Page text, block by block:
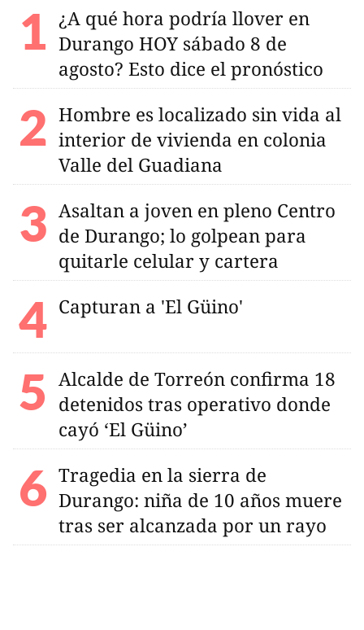
¿A qué hora podría llover en
Durango HOY sábado 8 de
agosto? Esto dice el pronóstico
Hombre es localizado sin vida al
interior de vivienda en colonia
Valle del Guadiana
Asaltan a joven en pleno Centro
de Durango; lo golpean para
quitarle celular y cartera
Capturan a 'El Güino'
Alcalde de Torreón confirma 18
detenidos tras operativo donde
cayó ‘El Güino’
Tragedia en la sierra de
Durango: niña de 10 años muere
tras ser alcanzada por un rayo